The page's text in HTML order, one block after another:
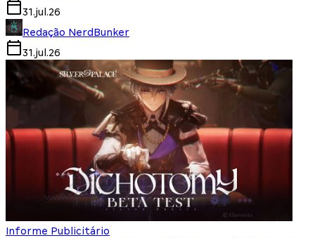
31.jul.26
Redação NerdBunker
31.jul.26
Informe Publicitário